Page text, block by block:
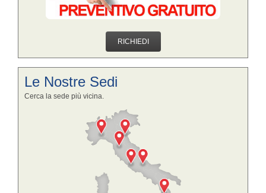
RICHIEDI
Le Nostre Sedi
Cerca la sede più vicina.